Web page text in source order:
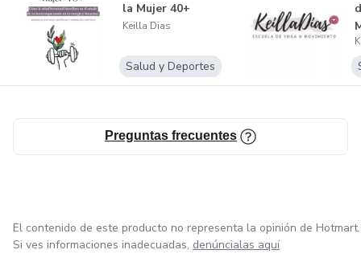
la Mujer 40+
Keilla Dias
Salud y Deportes
Preguntas frecuentes
El contenido de este producto no representa la opinión de Hotmart.
Si ves informaciones inadecuadas, denúncialas aquí